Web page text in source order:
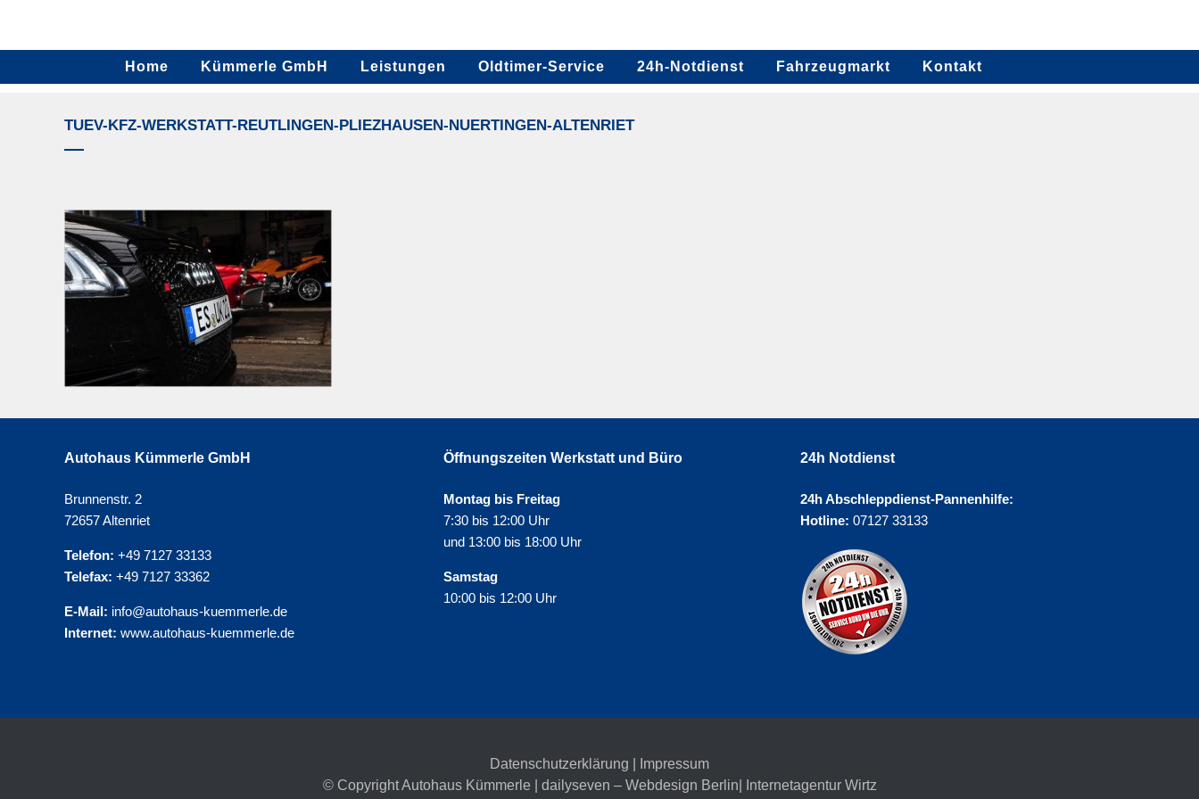
Home Kümmerle GmbH Leistungen Oldtimer-Service 24h-Notdienst Fahrzeugmarkt Kontakt
TUEV-KFZ-WERKSTATT-REUTLINGEN-PLIEZHAUSEN-NUERTINGEN-ALTENRIET
Autohaus Kümmerle GmbH
Brunnenstr. 2
72657 Altenriet
Telefon: +49 7127 33133
Telefax: +49 7127 33362
E-Mail: info@autohaus-kuemmerle.de
Internet: www.autohaus-kuemmerle.de
Öffnungszeiten Werkstatt und Büro
Montag bis Freitag
7:30 bis 12:00 Uhr
und 13:00 bis 18:00 Uhr
Samstag
10:00 bis 12:00 Uhr
24h Notdienst
24h Abschleppdienst-Pannenhilfe:
Hotline: 07127 33133
Datenschutzerklärung
Impressum
© Copyright Autohaus Kümmerle | dailyseven – Webdesign Berlin | Internetagentur Wirtz